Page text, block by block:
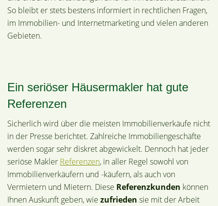
So bleibt er stets bestens informiert in rechtlichen Fragen,
im Immobilien- und Internetmarketing und vielen anderen
Gebieten.
Ein seriöser Häusermakler hat gute
Referenzen
Sicherlich wird über die meisten Immobilienverkäufe nicht
in der Presse berichtet. Zahlreiche Immobiliengeschäfte
werden sogar sehr diskret abgewickelt. Dennoch hat jeder
seriöse Makler Referenzen, in aller Regel sowohl von
Immobilienverkäufern und -käufern, als auch von
Vermietern und Mietern. Diese Referenzkunden können
Ihnen Auskunft geben, wie zufrieden sie mit der Arbeit